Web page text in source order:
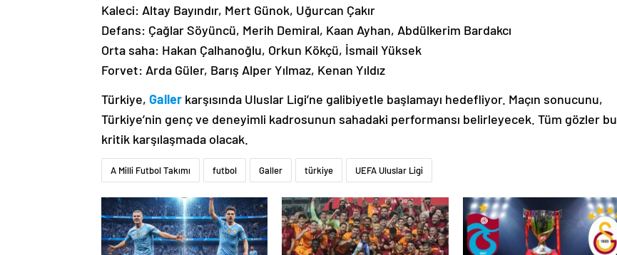
Kaleci: Altay Bayındır, Mert Günok, Uğurcan Çakır
Defans: Çağlar Söyüncü, Merih Demiral, Kaan Ayhan, Abdülkerim Bardakcı
Orta saha: Hakan Çalhanoğlu, Orkun Kökçü, İsmail Yüksek
Forvet: Arda Güler, Barış Alper Yılmaz, Kenan Yıldız
Türkiye, Galler karşısında Uluslar Ligi’ne galibiyetle başlamayı hedefliyor. Maçın sonucunu,
Türkiye’nin genç ve deneyimli kadrosunun sahadaki performansı belirleyecek. Tüm gözler bu
kritik karşılaşmada olacak.
A Milli Futbol Takımı futbol Galler türkiye UEFA Uluslar Ligi